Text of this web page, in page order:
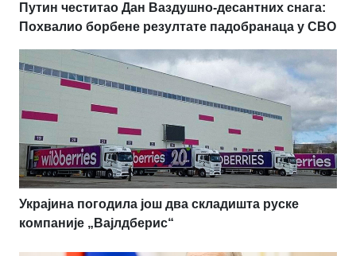
Путин честитао Дан Ваздушно-десантних снага:
Похвалио борбене резултате падобранаца у СВО
Украјина погодила још два складишта руске
компаније „Вајлдберис“